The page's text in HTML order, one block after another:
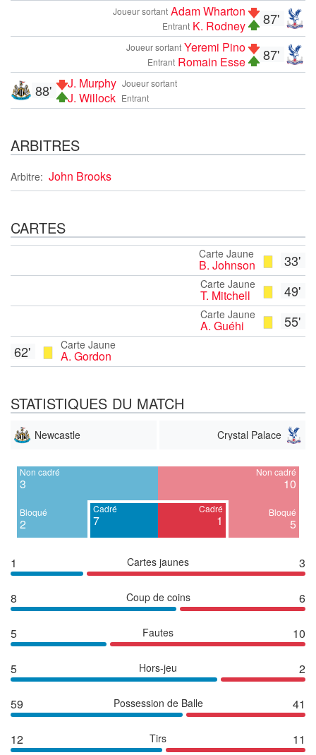
87'
Joueur sortant Adam Wharton
Entrant K. Rodney
87'
Joueur sortant Yeremi Pino
Entrant Romain Esse
Joueur sortant
J. Murphy
Entrant
J. Willock
88'
ARBITRES
Arbitre: John Brooks
CARTES
33'
Carte Jaune
B. Johnson
49'
Carte Jaune
T. Mitchell
55'
Carte Jaune
A. Guéhi
Carte Jaune
A. Gordon
62'
STATISTIQUES DU MATCH
Newcastle Crystal Palace
Non cadré
3
Bloqué
2
Cadré
7
Cadré
1
Non cadré
10
Bloqué
5
1 Cartes jaunes 3
8 Coup de coins 6
5 Fautes 10
5 Hors-jeu 2
59 Possession de Balle 41
12 Tirs 11